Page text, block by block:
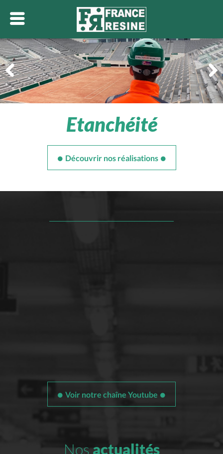
Ucrète
Découvrir nos réalisations
Voir notre chaîne Youtube
Nosactualités